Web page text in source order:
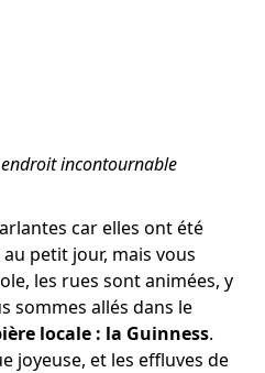
incontournable
car elles ont été
petit jour, mais vous
les rues sont animées, y
sommes allés dans le
locale : la Guinness.
joyeuse, et les effluves de